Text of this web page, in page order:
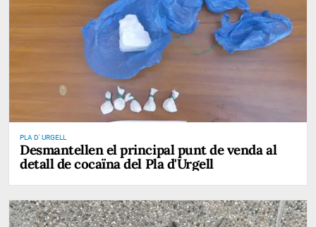
PLA D' URGELL
Desmantellen el principal punt de venda al
detall de cocaïna del Pla d'Urgell